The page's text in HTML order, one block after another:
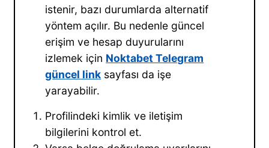
istenir, bazı durumlarda alternatif
yöntem açılır. Bu nedenle güncel
erişim ve hesap duyurularını
izlemek için Noktabet Telegram
güncel link sayfası da işe
yarayabilir.
Profilindeki kimlik ve iletişim
bilgilerini kontrol et.